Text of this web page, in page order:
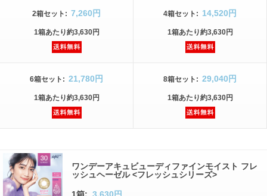
2箱セット : 7,260円
1箱あたり約3,630円
4箱セット : 14,520円
1箱あたり約3,630円
6箱セット : 21,780円
1箱あたり約3,630円
8箱セット : 29,040円
1箱あたり約3,630円
ワンデーアキュビューディファインモイスト フレ
ッシュヘーゼル <フレッシュシリーズ>